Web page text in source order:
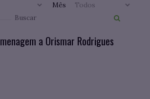
Mês
a Orismar Rodrigues